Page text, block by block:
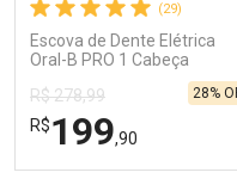
(29)
Escova de Dente Elétrica
Oral-B PRO 1 Cabeça
Redonda Recarregável 1
Unidade
R$ 278,99
R$199,90
28%